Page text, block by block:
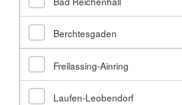
Berchtesgaden
Freilassing-Ainring
Laufen-Leobendorf